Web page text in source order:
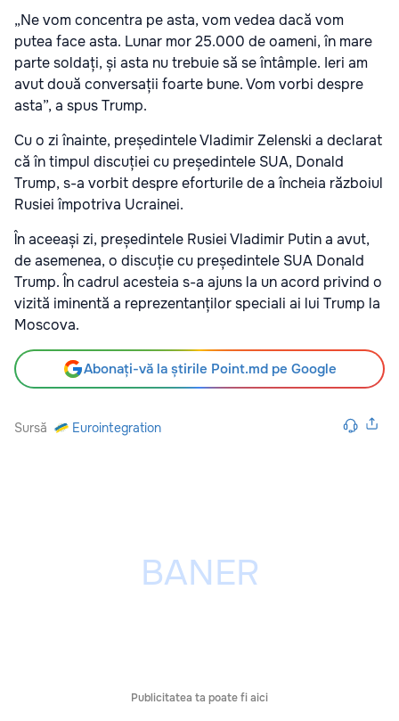
„Ne vom concentra pe asta, vom vedea dacă vom
putea face asta. Lunar mor 25.000 de oameni, în mare
parte soldați, și asta nu trebuie să se întâmple. Ieri am
avut două conversații foarte bune. Vom vorbi despre
asta”, a spus Trump.
Cu o zi înainte, președintele Vladimir Zelenski a declarat
că în timpul discuției cu președintele SUA, Donald
Trump, s-a vorbit despre eforturile de a încheia războiul
Rusiei împotriva Ucrainei.
În aceeași zi, președintele Rusiei Vladimir Putin a avut,
de asemenea, o discuție cu președintele SUA Donald
Trump. În cadrul acesteia s-a ajuns la un acord privind o
vizită iminentă a reprezentanților speciali ai lui Trump la
Moscova.
Abonați-vă la știrile Point.md pe Google
Sursă Eurointegration
Publicitatea ta poate fi aici